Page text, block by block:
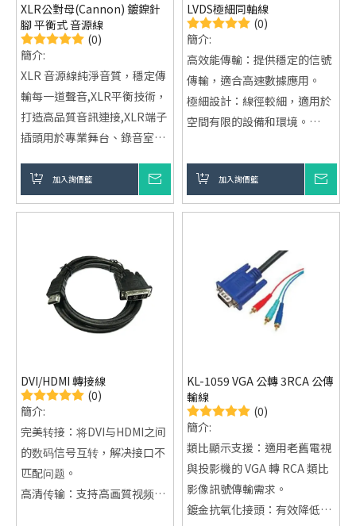
XLR公對母(Cannon) 鍍鎳針
腳 平衡式 音源線
(0)
簡介:
XLR 音源線純淨音質，穩定傳
輸每一道聲音,XLR平衡技術，
打造高品質音訊連接,XLR端子
插頭用於專業舞台、錄音室以
插頭同時提供三根以上的訊號
端子，因此能同時傳輸比 RCA
我們提供從單通道「XLR 平衡
音頻信號線」到高複雜度的
「多通道蛇線（Snake
Cables）」，乃至發燒級的
代工的核心音響線材產品規格
與應用。
加入詢價籃
LVDS極細同軸線
(0)
簡介:
高效能傳輸：提供穩定的信號
傳輸，適合高速數據應用。
極細設計：線徑較細，適用於
空間有限的設備和環境。
設計，有效減少干擾，保證傳
輸質量。
耐用性強：高質量材料，具備
加入詢價籃
DVI/HDMI 轉接線
(0)
簡介:
完美转接：将DVI与HDMI之间
的数码信号互转，解决接口不
匹配问题。
高清传输：支持高画質视频与
KL-1059 VGA 公轉 3RCA 公傳
輸線
(0)
簡介:
類比顯示支援：適用老舊電視
與投影機的 VGA 轉 RCA 類比
影像訊號傳輸需求。
鍍金抗氧化接頭：有效降低接